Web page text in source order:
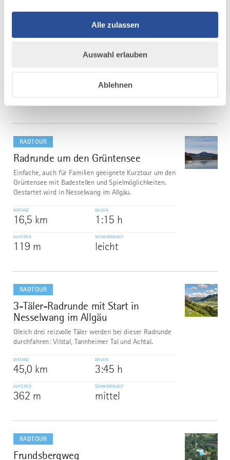
Alle zulassen
Auswahl erlauben
Ablehnen
Forstwegen durch den Buchenberger Wald bis zur, im
SCHWIERIGKEIT
RADTOUR
5
Radrunde um den Grüntensee
©
Einfache, auch für Familien geeignete Kurztour um den
Grüntensee mit Badestellen und Spielmöglichkeiten.
Gestartet wird in Nesselwang im Allgäu.
DISTANZ
16,5 km
DAUER
1:15 h
AUFSTIEG
119 m
SCHWIERIGKEIT
leicht
dazu
RADTOUR
6
3-Täler-Radrunde mit Start in
Nesselwang im Allgäu
©
Gleich drei reizvolle Täler werden bei dieser Radrunde
durchfahren: Vilstal, Tannheimer Tal und Achtal.
DISTANZ
45,0 km
DAUER
3:45 h
AUFSTIEG
362 m
SCHWIERIGKEIT
mittel
dazu
RADTOUR
7
Frundsbergweg
dazu